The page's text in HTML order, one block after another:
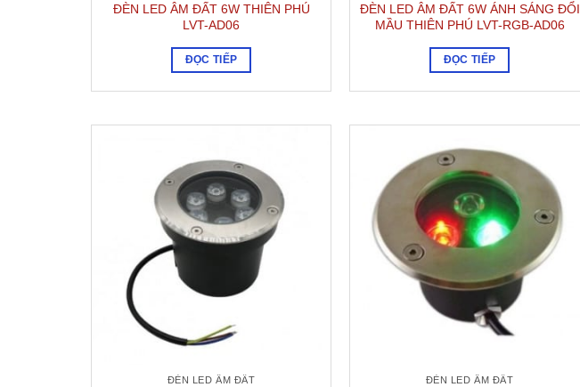
ĐÈN LED ÂM ĐẤT 6W THIÊN PHÚ
LVT-AD06
ĐỌC TIẾP
ĐÈN LED ÂM ĐẤT 6W ÁNH SÁNG ĐỔI
MẦU THIÊN PHÚ LVT-RGB-AD06
ĐỌC TIẾP
ĐÈN LED ÂM ĐẤT ĐÈN LED ÂM ĐẤT